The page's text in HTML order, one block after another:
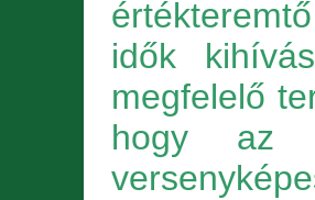
idők
megfelelő
hogy az